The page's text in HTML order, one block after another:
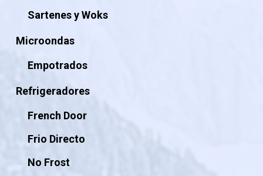
Sartenes y Woks
Microondas
Empotrados
Refrigeradores
French Door
Frio Directo
No Frost